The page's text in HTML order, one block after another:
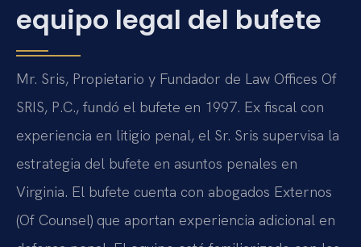
equipo legal del bufete
Mr. Sris, Propietario y Fundador de Law Offices Of
SRIS, P.C., fundó el bufete en 1997. Ex fiscal con
experiencia en litigio penal, el Sr. Sris supervisa la
estrategia del bufete en asuntos penales en
Virginia. El bufete cuenta con abogados Externos
(Of Counsel) que aportan experiencia adicional en